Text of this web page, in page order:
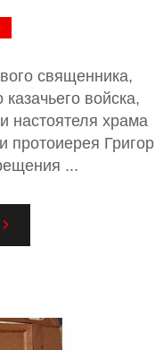
священника,
войска,
настоятеля храма
протоиерея
...